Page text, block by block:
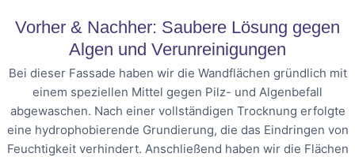
Vorher & Nachher: Saubere Lösung gegen
Algen und Verunreinigungen
Bei dieser Fassade haben wir die Wandflächen gründlich mit
einem speziellen Mittel gegen Pilz- und Algenbefall
abgewaschen. Nach einer vollständigen Trocknung erfolgte
eine hydrophobierende Grundierung, die das Eindringen von
Feuchtigkeit verhindert. Anschließend haben wir die Flächen